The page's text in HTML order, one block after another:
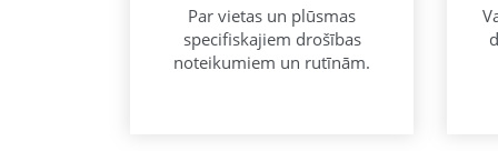
Par vietas un plūsmas
specifiskajiem drošības
noteikumiem un rutīnām.